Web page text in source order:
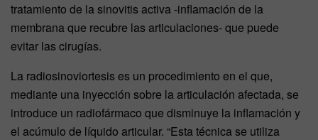
tratamiento de la sinovitis activa -inflamación de la
membrana que recubre las articulaciones- que puede
evitar las cirugías.
La radiosinoviortesis es un procedimiento en el que,
mediante una inyección sobre la articulación afectada, se
introduce un radiofármaco que disminuye la inflamación y
el acúmulo de líquido articular. “Esta técnica se utiliza